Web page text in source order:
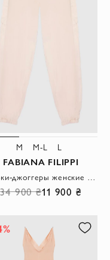
M M-L L
FABIANA FILIPPI
Брюки-джоггеры женские с вставкой розовые
34 900 ₴11 900 ₴